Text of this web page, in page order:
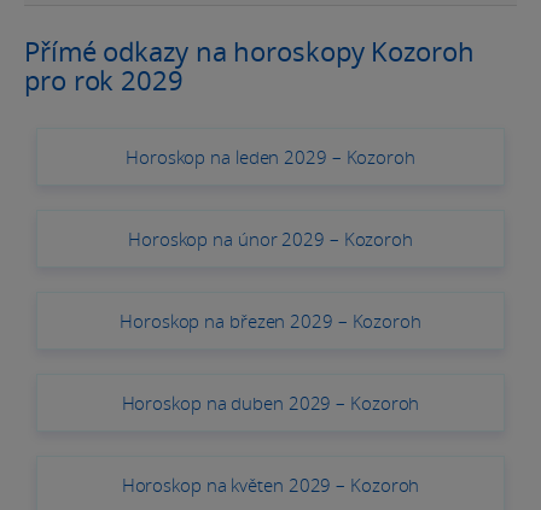
Přímé odkazy na horoskopy Kozoroh
pro rok 2029
Horoskop na leden 2029 – Kozoroh
Horoskop na únor 2029 – Kozoroh
Horoskop na březen 2029 – Kozoroh
Horoskop na duben 2029 – Kozoroh
Horoskop na květen 2029 – Kozoroh